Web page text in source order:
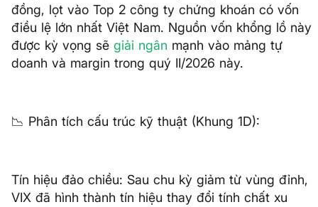
đồng, lọt vào Top 2 công ty chứng khoán có vốn
điều lệ lớn nhất Việt Nam. Nguồn vốn khổng lồ này
được kỳ vọng sẽ giải ngân mạnh vào mảng tự
doanh và margin trong quý II/2026 này.
📉 Phân tích cấu trúc kỹ thuật (Khung 1D):
Tín hiệu đảo chiều: Sau chu kỳ giảm từ vùng đỉnh,
VIX đã hình thành tín hiệu thay đổi tính chất xu